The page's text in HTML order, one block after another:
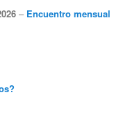
– Encuentro mensual